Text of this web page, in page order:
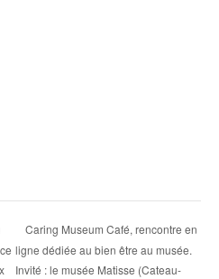
Caring Museum Café, rencontre en
ligne dédiée au bien être au musée.
Invité : le musée Matisse (Cateau-